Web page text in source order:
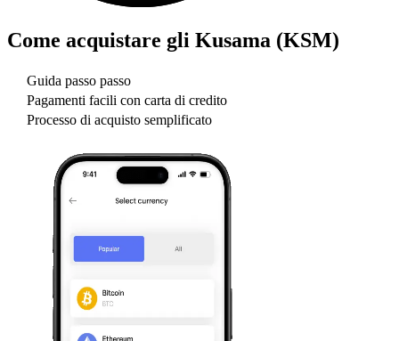
Come acquistare gli Kusama (KSM)
Guida passo passo
Pagamenti facili con carta di credito
Processo di acquisto semplificato